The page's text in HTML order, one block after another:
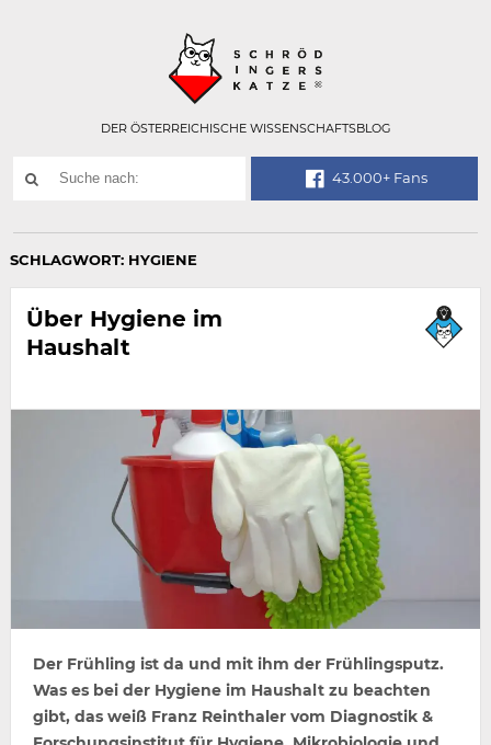
DER ÖSTERREICHISCHE WISSENSCHAFTSBLOG
SUCHE
43.000+ Fans
SCHLAGWORT: HYGIENE
Über Hygiene im
Haushalt
Der Frühling ist da und mit ihm der Frühlingsputz.
Was es bei der Hygiene im Haushalt zu beachten
gibt, das weiß Franz Reinthaler vom Diagnostik &